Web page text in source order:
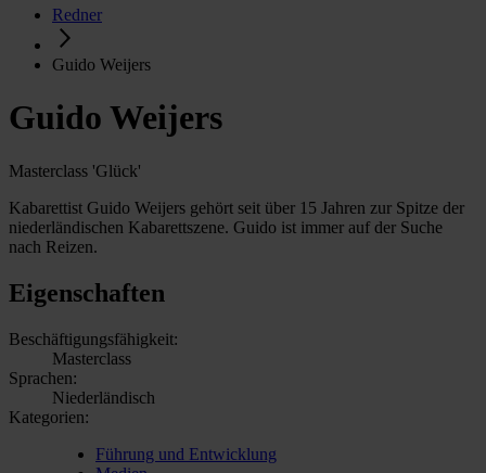
Redner
Guido Weijers
Guido Weijers
Masterclass 'Glück'
Kabarettist Guido Weijers gehört seit über 15 Jahren zur Spitze der
niederländischen Kabarettszene. Guido ist immer auf der Suche
nach Reizen.
Eigenschaften
Beschäftigungsfähigkeit:
Masterclass
Sprachen:
Niederländisch
Kategorien:
Führung und Entwicklung